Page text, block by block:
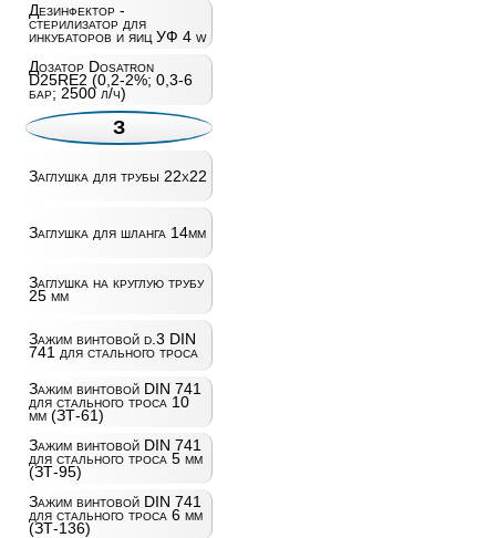
Дезинфектор -
стерилизатор для
инкубаторов и яиц УФ 4 w
Дозатор Dosatron
D25RE2 (0,2-2%; 0,3-6
бар; 2500 л/ч)
З
Заглушка для трубы 22х22
Заглушка для шланга 14мм
Заглушка на круглую трубу
25 мм
Зажим винтовой d.3 DIN
741 для стального троса
Зажим винтовой DIN 741
для стального троса 10
мм (ЗТ-61)
Зажим винтовой DIN 741
для стального троса 5 мм
(ЗТ-95)
Зажим винтовой DIN 741
для стального троса 6 мм
(ЗТ-136)